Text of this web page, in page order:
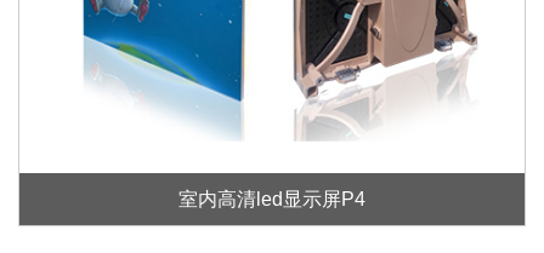
室内高清led显示屏P4